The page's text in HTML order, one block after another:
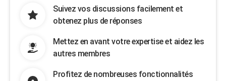
Suivez vos discussions facilement et
obtenez plus de réponses
Mettez en avant votre expertise et aidez les
autres membres
Profitez de nombreuses fonctionnalités